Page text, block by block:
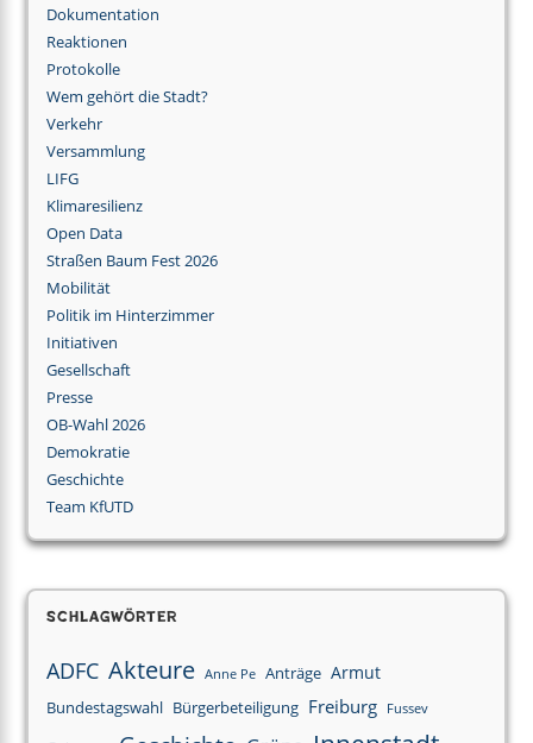
Dokumentation
Reaktionen
Protokolle
Wem gehört die Stadt?
Verkehr
Versammlung
LIFG
Klimaresilienz
Open Data
Straßen Baum Fest 2026
Mobilität
Politik im Hinterzimmer
Initiativen
Gesellschaft
Presse
OB-Wahl 2026
Demokratie
Geschichte
Team KfUTD
Schlagwörter
ADFC Akteure Anne Pe Anträge Armut
Bundestagswahl Bürgerbeteiligung Freiburg Fussev